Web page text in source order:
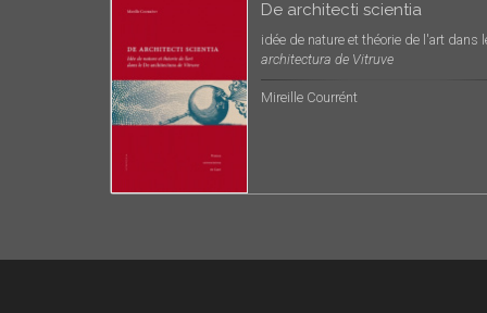
De architecti scientia
idée de nature et théorie de l'art dans
architectura de Vitruve
Mireille Courrént